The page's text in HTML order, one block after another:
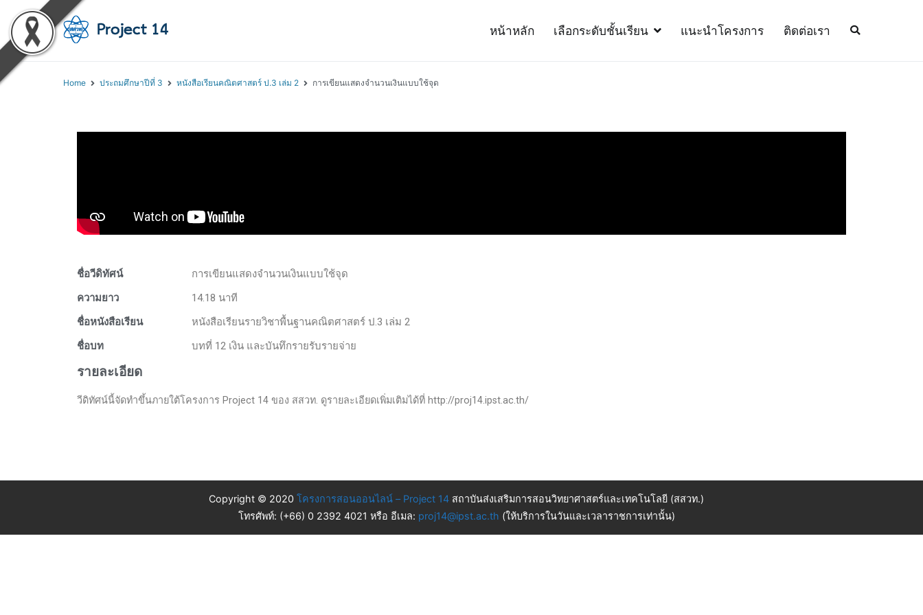
หน้าหลัก เลือกระดับชั้นเรียน แนะนำโครงการ ติดต่อเรา
Home ประถมศึกษาปีที่ 3 หนังสือเรียนคณิตศาสตร์ ป.3 เล่ม 2 การเขียนแสดงจำนวนเงินแบบใช้จุด
ชื่อวีดิทัศน์
การเขียนแสดงจำนวนเงินแบบใช้จุด
ความยาว
14.18 นาที
ชื่อหนังสือเรียน
หนังสือเรียนรายวิชาพื้นฐานคณิตศาสตร์ ป.3 เล่ม 2
ชื่อบท
บทที่ 12 เงิน และบันทึกรายรับรายจ่าย
รายละเอียด
วีดิทัศน์นี้จัดทำขึ้นภายใต้โครงการ Project 14 ของ สสวท. ดูรายละเอียดเพิ่มเติมได้ที่ http://proj14.ipst.ac.th/
Copyright © 2020 โครงการสอนออนไลน์ – Project 14 สถาบันส่งเสริมการสอนวิทยาศาสตร์และเทคโนโลยี (สสวท.)
โทรศัพท์: (+66) 0 2392 4021 หรือ อีเมล: proj14@ipst.ac.th (ให้บริการในวันและเวลาราชการเท่านั้น)